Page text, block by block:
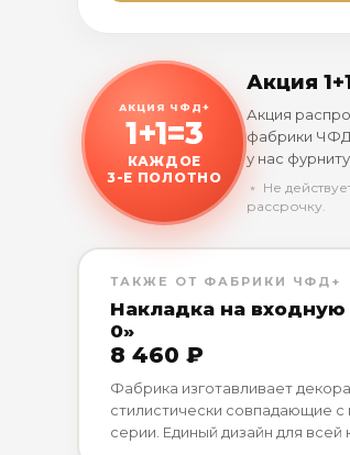
АКЦИЯ ЧФД+
1+1=3
КАЖДОЕ
3-Е ПОЛОТНО
Акция
Акция
фабрики
у нас
﹡ Не
рассрочку.
ТАКЖЕ ОТ ФАБРИКИ ЧФД+
Накладка на
0»
8 460 ₽
Фабрика изготавливает
стилистически совпадающие
серии. Единый дизайн для всей